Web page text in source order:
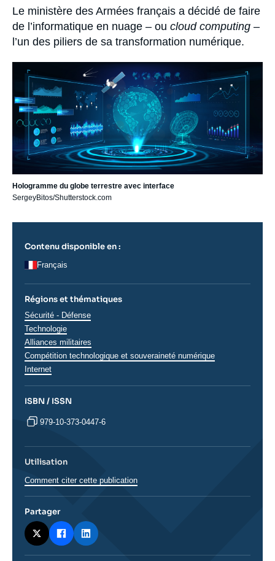
Accroche
Le ministère des Armées français a décidé de faire
de l’informatique en nuage – ou cloud computing –
l’un des piliers de sa transformation numérique.
principale
Hologramme du globe terrestre avec interface
SergeyBitos/Shutterstock.com
Contenu disponible en :
Français
Régions et thématiques
Thématiques
analyses
Sécurité - Défense
Technologie
Alliances militaires
Compétition technologique et souveraineté numérique
Internet
ISBN / ISSN
979-10-373-0447-6
Utilisation
Comment citer cette publication
Partager